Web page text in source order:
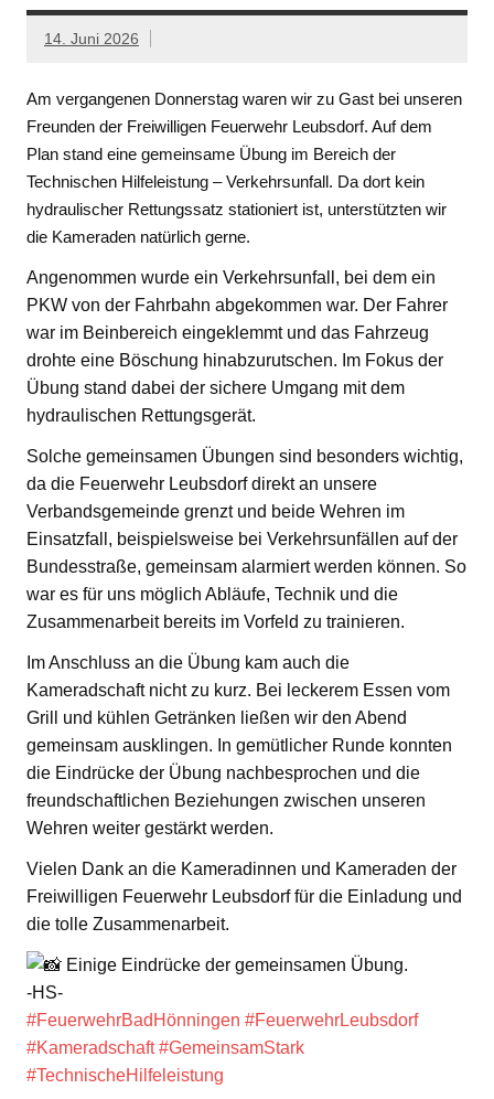
14. Juni 2026
Am vergangenen Donnerstag waren wir zu Gast bei unseren
Freunden der Freiwilligen Feuerwehr Leubsdorf. Auf dem
Plan stand eine gemeinsame Übung im Bereich der
Technischen Hilfeleistung – Verkehrsunfall. Da dort kein
hydraulischer Rettungssatz stationiert ist, unterstützten wir
die Kameraden natürlich gerne.
Angenommen wurde ein Verkehrsunfall, bei dem ein
PKW von der Fahrbahn abgekommen war. Der Fahrer
war im Beinbereich eingeklemmt und das Fahrzeug
drohte eine Böschung hinabzurutschen. Im Fokus der
Übung stand dabei der sichere Umgang mit dem
hydraulischen Rettungsgerät.
Solche gemeinsamen Übungen sind besonders wichtig,
da die Feuerwehr Leubsdorf direkt an unsere
Verbandsgemeinde grenzt und beide Wehren im
Einsatzfall, beispielsweise bei Verkehrsunfällen auf der
Bundesstraße, gemeinsam alarmiert werden können. So
war es für uns möglich Abläufe, Technik und die
Zusammenarbeit bereits im Vorfeld zu trainieren.
Im Anschluss an die Übung kam auch die
Kameradschaft nicht zu kurz. Bei leckerem Essen vom
Grill und kühlen Getränken ließen wir den Abend
gemeinsam ausklingen. In gemütlicher Runde konnten
die Eindrücke der Übung nachbesprochen und die
freundschaftlichen Beziehungen zwischen unseren
Wehren weiter gestärkt werden.
Vielen Dank an die Kameradinnen und Kameraden der
Freiwilligen Feuerwehr Leubsdorf für die Einladung und
die tolle Zusammenarbeit.
Einige Eindrücke der gemeinsamen Übung.
-HS-
#FeuerwehrBadHönningen #FeuerwehrLeubsdorf
#Kameradschaft #GemeinsamStark
#TechnischeHilfeleistung